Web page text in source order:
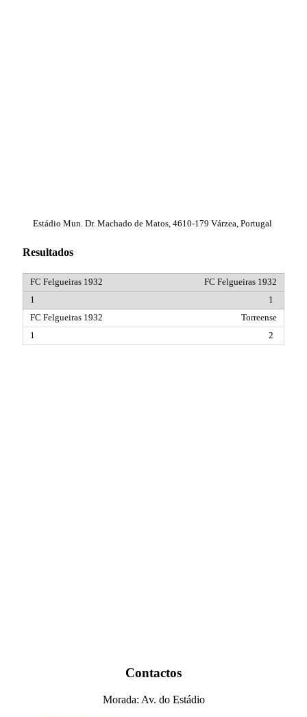
Estádio Mun. Dr. Machado de Matos, 4610-179 Várzea, Portugal
Resultados
FC Felgueiras 1932
1
Torreense
2
Contactos
Morada: Av. do Estádio